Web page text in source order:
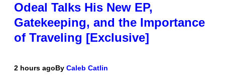
Odeal Talks His New EP,
Gatekeeping, and the Importance
of Traveling [Exclusive]
2 hours agoBy Caleb Catlin